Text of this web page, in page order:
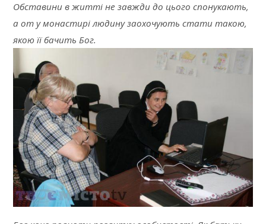
Обставини в житті не завжди до цього спонукають,
а от у монастирі людину заохочують стати такою,
якою її бачить Бог.